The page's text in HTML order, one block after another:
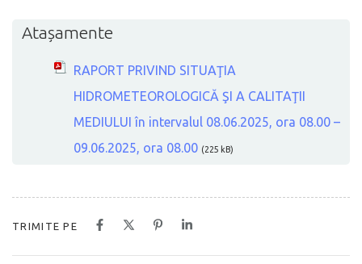
Atașamente
RAPORT PRIVIND SITUAŢIA
HIDROMETEOROLOGICĂ ŞI A CALITAŢII
MEDIULUI în intervalul 08.06.2025, ora 08.00 –
09.06.2025, ora 08.00 (225 kB)
TRIMITE PE